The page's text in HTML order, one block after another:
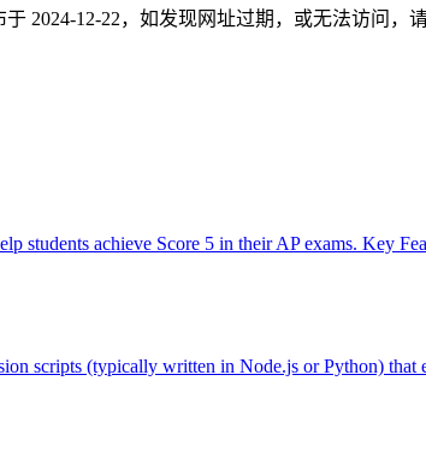
于 2024-12-22，如发现网址过期，或无法访问，
students achieve Score 5 in their AP exams. Key
scripts (typically written in Node.js or Python) that